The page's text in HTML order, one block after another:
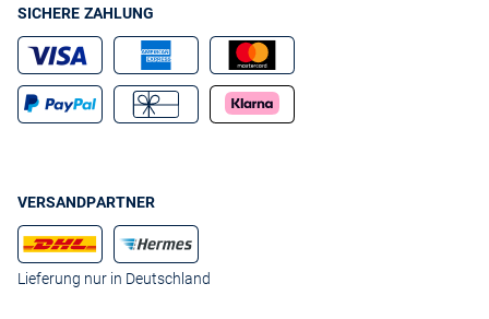
SICHERE ZAHLUNG
VERSANDPARTNER
Lieferung nur in Deutschland